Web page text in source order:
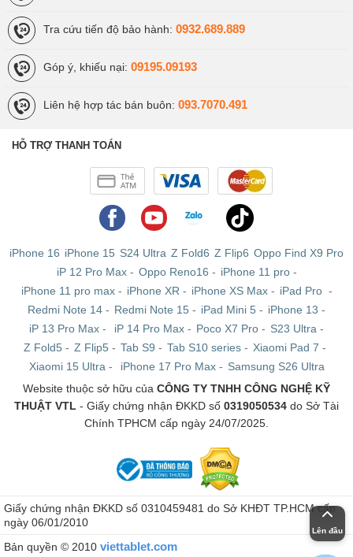
Tra cứu tiến độ bảo hành: 0932.689.889
Góp ý, khiếu nại: 09195.09193
Liên hệ hợp tác bán buôn: 093.7070.491
HỖ TRỢ THANH TOÁN
iPhone 16 iPhone 15 S24 Ultra Z Fold6 Z Flip6 Oppo Find X9 Pro
iP 12 Pro Max- Oppo Reno16 - iPhone 11 pro-
iPhone 11 pro max- iPhone XR- iPhone XS Max- iPad Pro -
Redmi Note 14 - Redmi Note 15 - iPad Mini 5 - iPhone 13 -
iP 13 Pro Max - iP 14 Pro Max - Poco X7 Pro - S23 Ultra -
Z Fold5 - Z Flip5 - Tab S9 - Tab S10 series - Xiaomi Pad 7 -
Xiaomi 15 Ultra- iPhone 17 Pro Max- Samsung S26 Ultra
Website thuộc sở hữu của CÔNG TY TNHH CÔNG NGHỆ KỸ
THUẬT VTL - Giấy chứng nhận ĐKKD số 0319050534 do Sở Tài
Chính TPHCM cấp ngày 24/07/2025.
Giấy chứng nhận ĐKKD số 0310459481 do Sở KHĐT TP.HCM cấp
ngày 06/01/2010
Bản quyền © 2010 viettablet.com
Lên đầu